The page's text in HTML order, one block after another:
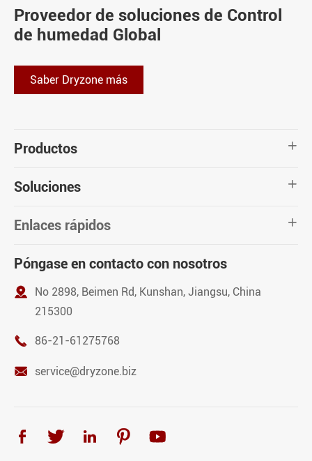
Proveedor de soluciones de Control
de humedad Global
Saber Dryzone más
Productos 
Soluciones 
Enlaces rápidos 
Póngase en contacto con nosotros

No 2898, Beimen Rd, Kunshan, Jiangsu, China
215300
 86-21-61275768
 service@dryzone.biz
    